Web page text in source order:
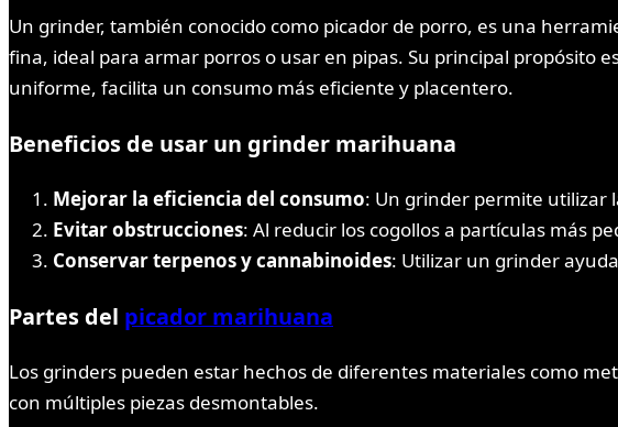
Un grinder, también conocido como picador de porro, es una
fina, ideal para armar porros o usar en pipas. Su principal propósito
uniforme, facilita un consumo más eficiente y placentero.
Beneficios de usar un grinder marihuana
Mejorar la eficiencia del consumo: Un grinder permite utilizar
Evitar obstrucciones: Al reducir los cogollos a partículas más
Conservar terpenos y cannabinoides: Utilizar un grinder
Partes del picador marihuana
Los grinders pueden estar hechos de diferentes materiales como
con múltiples piezas desmontables.